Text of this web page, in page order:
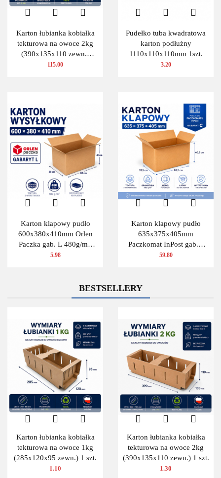
Karton łubianka kobiałka
tekturowa na owoce 2kg
(390x135x110 zewn.)
100 szt.
115.00
Pudełko tuba kwadratowa
karton podłużny
1110x110x110mm 1szt.
3.20
Karton klapowy pudło
600x380x410mm Orlen
Paczka gab. L 480g/m2
3W 1 szt.
5.98
Karton klapowy pudło
635x375x405mm
Paczkomat InPost gab.C
480g/m2 3W 10 szt.
59.80
BESTSELLERY
Karton łubianka kobiałka
tekturowa na owoce 1kg
(285x120x95 zewn.) 1 szt.
1.10
Karton łubianka kobiałka
tekturowa na owoce 2kg
(390x135x110 zewn.) 1 szt.
1.30